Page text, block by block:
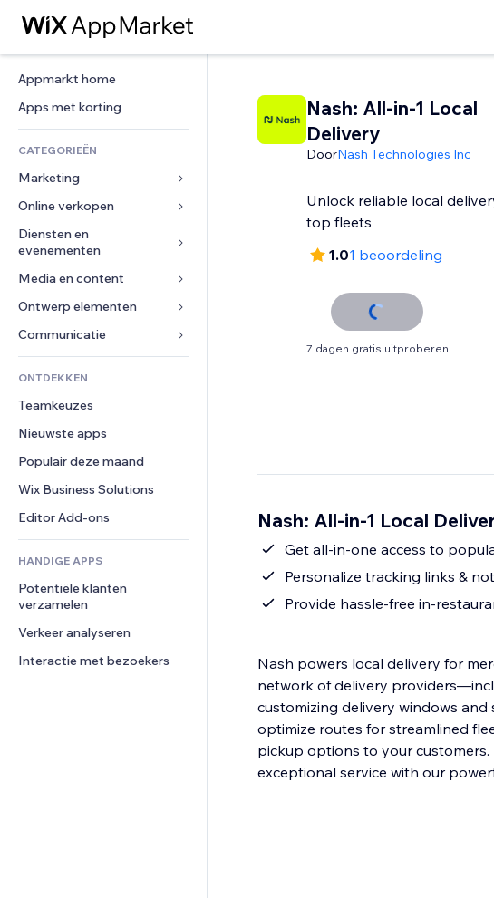
Appmarkt home
Apps met korting
CATEGORIEËN
Marketing
Advertenties
Mobiel
Analytics
Social media
SEO
Betrokkenheid
Websitevermeldingen
E-mail
Conversie
Online verkopen
Apps voor webshops
Verzending en levering
Verkoopknoppen
Online cursussen
Print on demand
Boekhouding
Coupons en loyaliteit
Opslagoplossingen
Dropshipping
Prijzen en abonnementen
Crowdfunding
Eten en drinken
Diensten en
evenementen
Hotels
Evenementen
Restaurants
Vastgoed
Boekingen
Media en content
Galerij
Muziek
Podcasts
Fotografie
Video
PDF
Bestanden delen
Nieuws
Ontwerp elementen
Kaarten en navigatie
Privacy en beveiliging
Ontime
Pagina templates
Afbeeldingseffecten
Knoppen en menu's
Banners en badges
Rekenmachines
Zoeken
Weer
Grafieken en tabellen
Formulieren
Enquêtes
Chat
Opmerkingen
Telefoonnummer
Community
Beoordelingen en testimonials
CRM
ONTDEKKEN
Teamkeuzes
Nieuwste apps
Populair deze maand
Wix Business Solutions
Editor Add-ons
HANDIGE APPS
Potentiële klanten
verzamelen
Verkeer analyseren
Interactie met bezoekers
Nash: All-in-1 Local
Delivery
DoorNash Technologies Inc
Unlock reliable local
top fleets
1.01 beoordeling
7 dagen gratis uitproberen
Nash: All-in-1 Local
Get all-in-one access to
Personalize tracking links &
Provide hassle-free in-
Nash powers local delivery for
network of delivery
customizing delivery windows
optimize routes for streamlined
pickup options to your
exceptional service with our